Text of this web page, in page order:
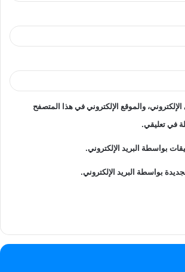
والموقع الإلكتروني في هذا المتصفح
في تعليقي.
بواسطة البريد الإلكتروني.
بواسطة البريد الإلكتروني.